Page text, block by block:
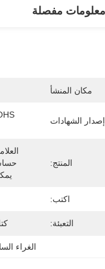
معلومات مفصلة
مكان المنشأ
إصدار الشهادات
المنتج:
اكتب:
التعبئة:
الغراء